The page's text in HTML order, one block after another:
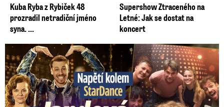
Kuba Ryba z Rybiček 48
prozradil netradiční jméno
syna. ...
Supershow Ztraceného na
Letné: Jak se dostat na
koncert
Napětí kolem StarDance: Jandová šmírovala konkurenci